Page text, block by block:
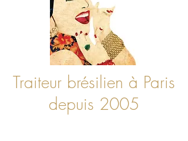
Traiteur brésilien à Paris
depuis 2005